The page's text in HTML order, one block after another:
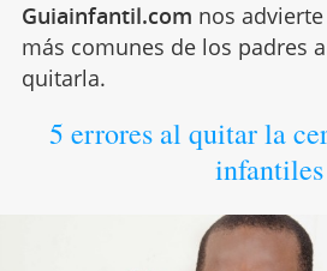
Guiainfantil.com nos
más comunes de los padres
quitarla.
5 errores al quitar la
infantiles